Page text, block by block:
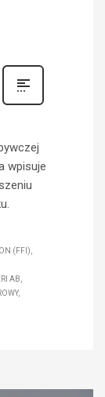
wpisuje
(FFI)
AB